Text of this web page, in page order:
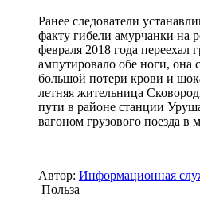
Ранее следователи
факту гибели амурчанки на
февраля 2018 года переехал
ампутировало обе ноги, она
большой потери крови и
летняя жительница
пути в районе станции
вагоном грузового поезда в
Автор: Информационная
Польза